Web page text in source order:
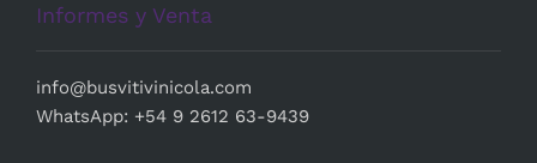
Informes y Venta
info@busvitivinicola.com
WhatsApp: +54 9 2612 63-9439